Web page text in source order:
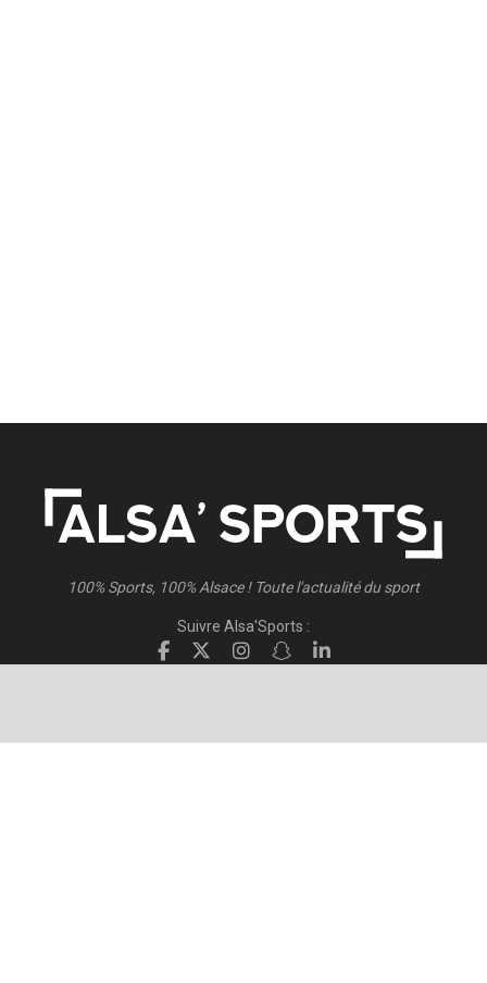
100% Sports, 100% Alsace ! Toute l'actualité du sport
Suivre Alsa'Sports :